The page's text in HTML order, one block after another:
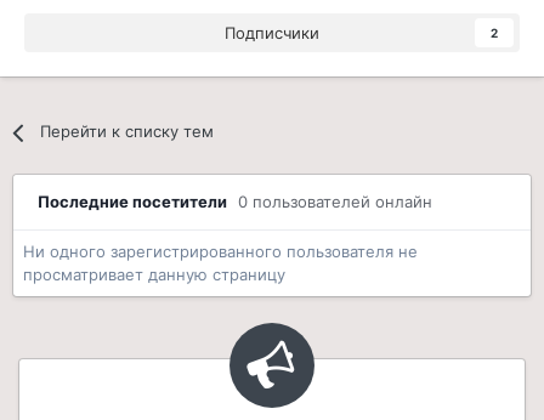
Подписчики 2
Перейти к списку тем
Последние посетители 0 пользователей онлайн
Ни одного зарегистрированного пользователя не
просматривает данную страницу